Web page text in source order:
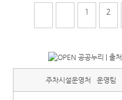
1 2
주차시설운영처 운영팀